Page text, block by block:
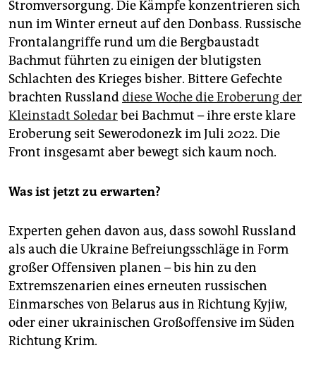
Stromversorgung. Die Kämpfe konzentrieren sich
nun im Winter erneut auf den Donbass. Russische
Frontalangriffe rund um die Bergbaustadt
Bachmut führten zu einigen der blutigsten
Schlachten des Krieges bisher. Bittere Gefechte
brachten Russlanddiese Woche die Eroberung der
Kleinstadt Soledarbei Bachmut – ihre erste klare
Eroberung seit Sewerodonezk im Juli 2022. Die
Front insgesamt aber bewegt sich kaum noch.
Was ist jetzt zu erwarten?
Experten gehen davon aus, dass sowohl Russland
als auch die Ukraine Befreiungsschläge in Form
großer Offensiven planen – bis hin zu den
Extremszenarien eines erneuten russischen
Einmarsches von Belarus aus in Richtung Kyjiw,
oder einer ukrainischen Großoffensive im Süden
Richtung Krim.